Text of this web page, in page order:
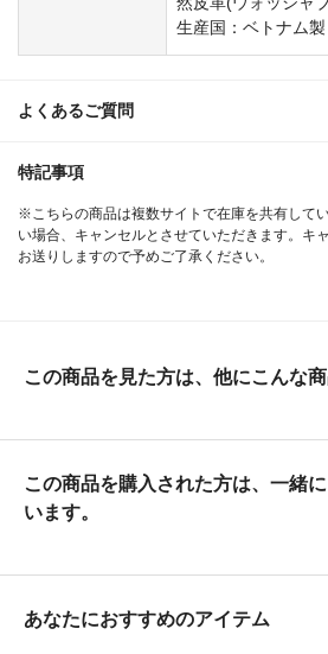
生産国：ベトナム製
よくあるご質問
特記事項
※こちらの商品は複数サイトで在庫を共有して
い場合、キャンセルとさせていただきます。キ
お送りしますので予めご了承ください。
この商品を見た方は、他にこんな
この商品を購入された方は、一緒
います。
あなたにおすすめのアイテム